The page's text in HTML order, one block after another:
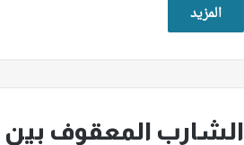
المزيد
الشارب المعقوف بين